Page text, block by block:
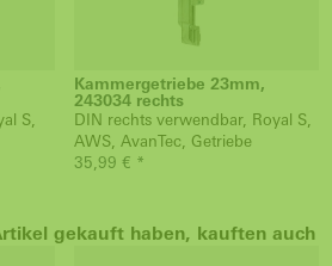
S,
Kammergetriebe 23mm,
243034 rechts
DIN rechts verwendbar, Royal S,
AWS, AvanTec, Getriebe
35,99 € *
gekauft haben, kauften auch